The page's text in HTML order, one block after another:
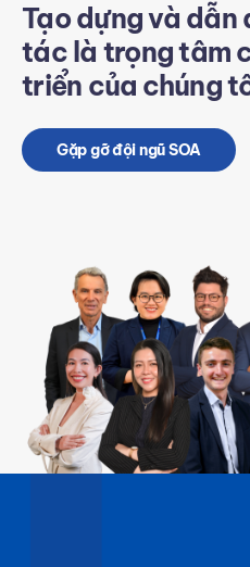
Tạo dựng và dẫn
tác là trọng tâm
triển của chúng
Gặp gỡ đội ngũ SOA